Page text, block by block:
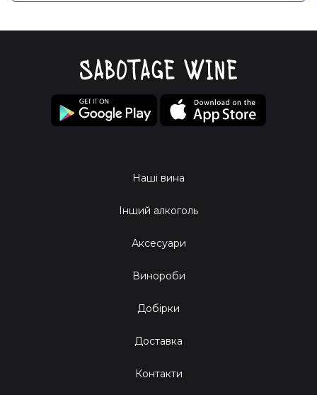
Наші вина
Інший алкоголь
Аксесуари
Винороби
Добірки
Доставка
Контакти